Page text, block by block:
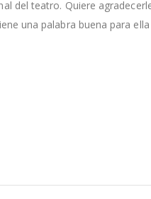
del teatro. Quiere
una palabra buena para